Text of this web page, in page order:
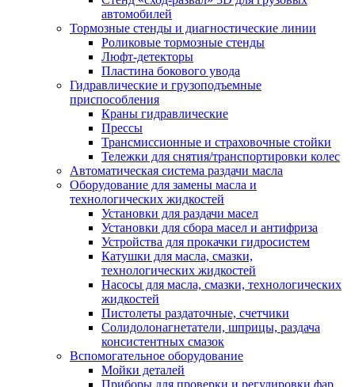
автомобилей
Тормозные стенды и диагностические линии
Роликовые тормозные стенды
Люфт-детекторы
Пластина бокового увода
Гидравлические и грузоподъемные
приспособления
Краны гидравлические
Прессы
Трансмиссионные и страховочные стойки
Тележки для снятия/транспортировки колес
Автоматическая система раздачи масла
Оборудование для замены масла и
технологических жидкостей
Установки для раздачи масел
Установки для сбора масел и антифриза
Устройства для прокачки гидросистем
Катушки для масла, смазки,
технологических жидкостей
Насосы для масла, смазки, технологических
жидкостей
Пистолеты раздаточные, счетчики
Солидолонагнетатели, шприцы, раздача
консистентных смазок
Вспомогательное оборудование
Мойки деталей
Приборы для проверки и регулировки фар